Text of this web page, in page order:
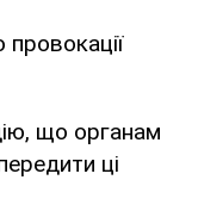
що органам
ці